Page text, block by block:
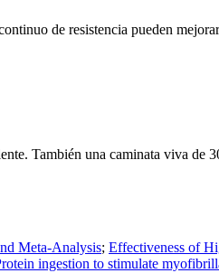
de resistencia pueden
También una caminata viva de
Meta-Analysis; Effectiveness of
ingestion to stimulate